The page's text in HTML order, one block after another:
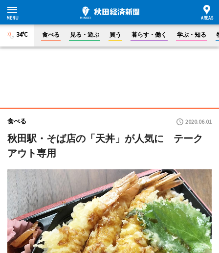
34°C 食べる 見る・遊ぶ 買う 暮らす・働く 学ぶ・知る
食べる 2020.06.01
秋田駅・そば店の「天丼」が人気に テーク
アウト専用